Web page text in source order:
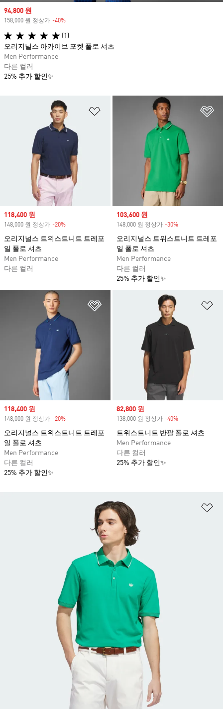
위시리스트 담기
Sale price
118,400 원
148,000 원 정상가 -20%
오리지널스 트위스트니트 트레포
일 폴로 셔츠
Men Performance
다른 컬러
Sale price
103,600 원
148,000 원 정상가 -30%
오리지널스 트위스트니트 트레포
일 폴로 셔츠
Men Performance
다른 컬러
25% 추가 할인✨
위시리스트 담기
Sale price
118,400 원
148,000 원 정상가 -20%
오리지널스 트위스트니트 트레포
일 폴로 셔츠
Men Performance
다른 컬러
25% 추가 할인✨
Sale price
82,800 원
138,000 원 정상가 -40%
트위스트니트 반팔 폴로 셔츠
Men Performance
다른 컬러
25% 추가 할인✨
Sale price
94,800 원
158,000 원 정상가 -40%
(1)
오리지널스 아카이브 포켓 폴로 셔츠
Men Performance
다른 컬러
25% 추가 할인✨